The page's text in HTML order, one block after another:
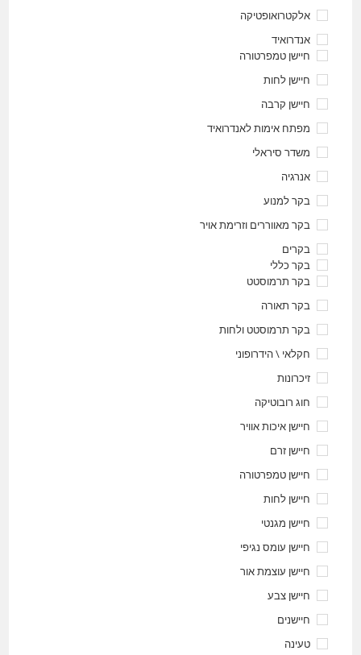
אלקטרואופטיקה
אנדרואיד
חיישן טמפרטורה
חיישן לחות
חיישן קרבה
מפתח אימות לאנדרואיד
משדר סיראלי
אנרגיה
בקר למנוע
בקר מאווררים וזרימת אויר
בקרים
בקר כללי
בקר תרמוסטט
בקר תאורה
בקר תרמוסטט ולחות
חקלאי \ הידרופוני
זיכרונות
חוג רובוטיקה
חיישן איכות אוויר
חיישן זרם
חיישן טמפרטורה
חיישן לחות
חיישן מגנטי
חיישן עומס נגיפי
חיישן עוצמת אור
חיישן צבע
חיישנים
טעינה